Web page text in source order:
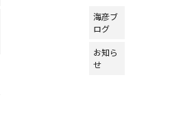
海彦ブ
ログ
お知ら
せ